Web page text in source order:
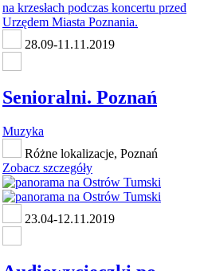
28.09-11.11.2019
Senioralni. Poznań
Muzyka
Różne lokalizacje, Poznań
Zobacz szczegóły
23.04-12.11.2019